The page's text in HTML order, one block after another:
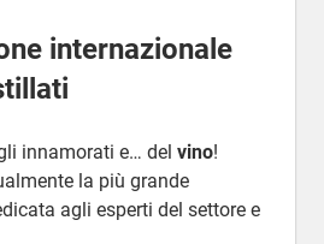
internazionale
innamorati e… del vino!
la più grande
agli esperti del settore e